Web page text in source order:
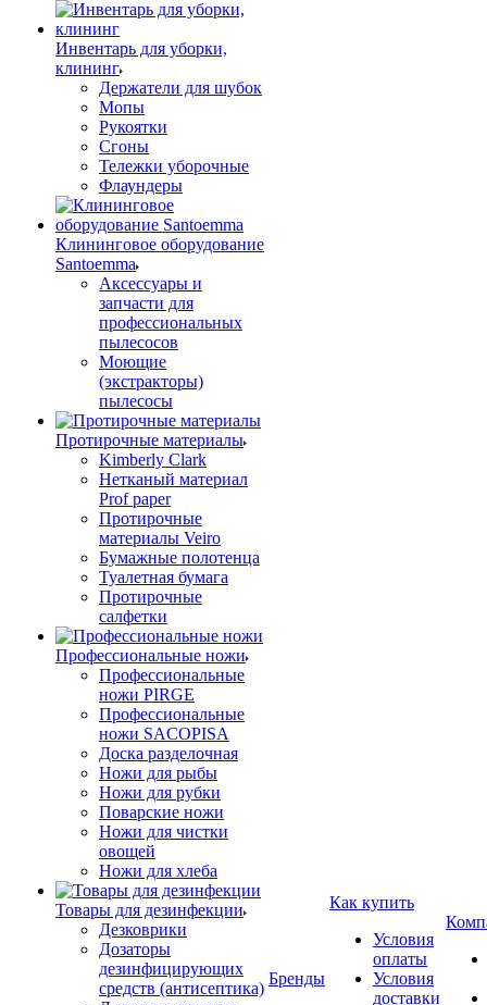
Инвентарь для уборки,
клининг
Держатели для шубок
Мопы
Рукоятки
Сгоны
Тележки уборочные
Флаундеры
Клининговое оборудование
Santoemma
Аксессуары и
запчасти для
профессиональных
пылесосов
Моющие
(экстракторы)
пылесосы
Протирочные материалы
Kimberly Clark
Нетканый материал
Prof paper
Протирочные
материалы Veiro
Бумажные полотенца
Туалетная бумага
Протирочные
салфетки
Профессиональные ножи
Профессиональные
ножи PIRGE
Профессиональные
ножи SACOPISA
Доска разделочная
Ножи для рыбы
Ножи для рубки
Поварские ножи
Ножи для чистки
овощей
Ножи для хлеба
Товары для дезинфекции
Дезковрики
Дозаторы
дезинфицирующих
средств (антисептика)
Бренды
Как купить
Условия
оплаты
Условия
доставки